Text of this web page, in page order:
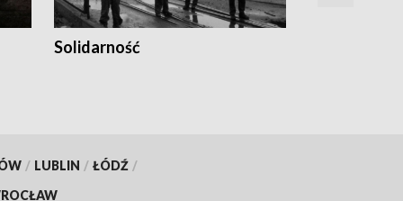
Solidarność
/ LUBLIN / ŁÓDŹ /